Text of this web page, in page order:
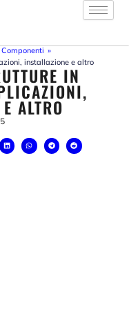
Componenti »
installazione e altro
IN
ALTRO